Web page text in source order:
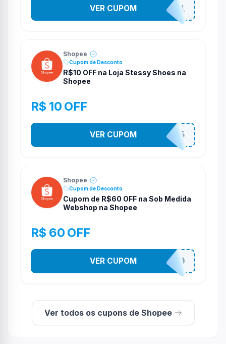
STES2541
VER CUPOM
Shopee
Cupom de Desconto
R$10 OFF na Loja Stessy Shoes na
Shopee
R$ 10 OFF
STES2525
VER CUPOM
Shopee
Cupom de Desconto
Cupom de R$60 OFF na Sob Medida
Webshop na Shopee
R$ 60 OFF
SOBM60400
VER CUPOM
Ver todos os cupons de Shopee